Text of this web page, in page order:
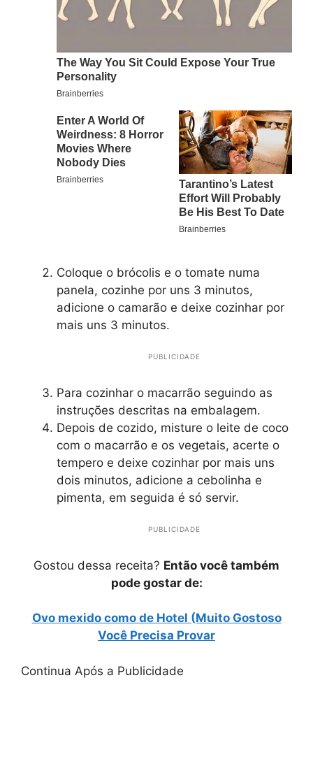
Coloque o brócolis e o tomate numa
panela, cozinhe por uns 3 minutos,
adicione o camarão e deixe cozinhar por
mais uns 3 minutos.
PUBLICIDADE
Para cozinhar o macarrão seguindo as
instruções descritas na embalagem.
Depois de cozido, misture o leite de coco
com o macarrão e os vegetais, acerte o
tempero e deixe cozinhar por mais uns
dois minutos, adicione a cebolinha e
pimenta, em seguida é só servir.
PUBLICIDADE
Gostou dessa receita? Então você também
pode gostar de:
Ovo mexido como de Hotel (Muito Gostoso
Você Precisa Provar
Continua Após a Publicidade